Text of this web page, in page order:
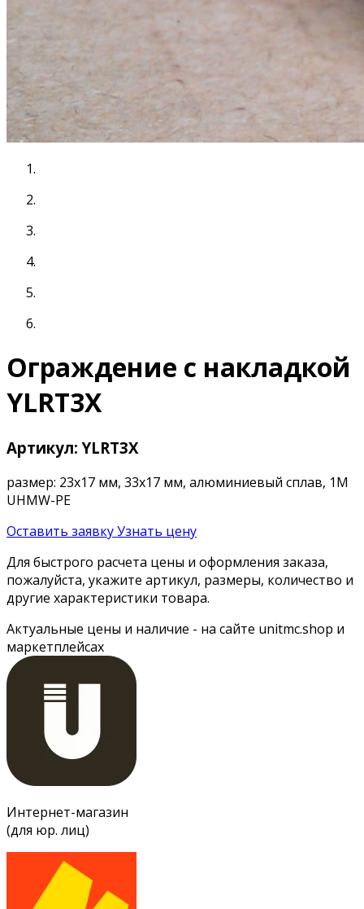
Ограждение с накладкой
YLRT3X
Артикул: YLRT3X
размер: 23x17 мм, 33x17 мм, алюминиевый сплав, 1М
UHMW-PE
Оставить заявкуУзнать цену
Для быстрого расчета цены и оформления заказа,
пожалуйста, укажите артикул, размеры, количество и
другие характеристики товара.
Актуальные цены и наличие - на сайте unitmc.shop и
маркетплейсах
Интернет-магазин
(для юр. лиц)